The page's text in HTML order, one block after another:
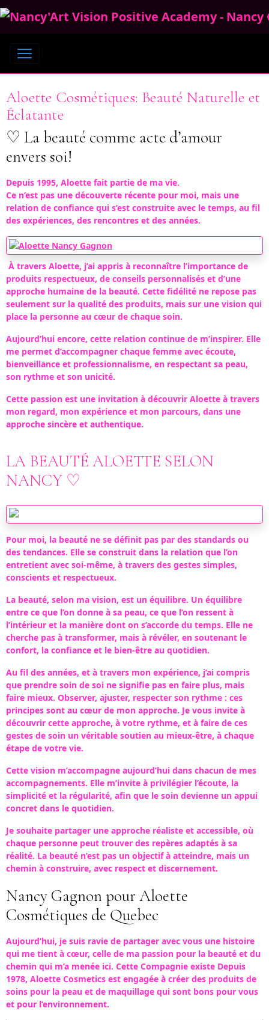
Aloette Cosmétiques: Beauté Naturelle et
Éclatante
♡ La beauté comme acte d’amour
envers soi!
Depuis 1995, Aloette fait partie de ma vie.
Ce n’est pas une découverte récente pour moi, mais une
relation de confiance qui s’est construite avec le temps, au fil
des expériences, des rencontres et des années.
À travers Aloette, j’ai appris à reconnaître l’importance de
produits respectueux, de conseils personnalisés et d’une
approche humaine de la beauté. Cette fidélité ne repose pas
seulement sur la qualité des produits, mais sur une vision qui
place la personne au cœur de chaque soin.
Aujourd’hui encore, cette relation continue de m’inspirer. Elle
me permet d’accompagner chaque femme avec écoute,
bienveillance et professionnalisme, en respectant sa peau,
son rythme et son unicité.
Cette passion est une invitation à découvrir Aloette à travers
mon regard, mon expérience et mon parcours, dans une
approche sincère et authentique.
LA BEAUTÉ ALOETTE SELON
NANCY ♡
Pour moi, la beauté ne se définit pas par des standards ou
des tendances. Elle se construit dans la relation que l’on
entretient avec soi-même, à travers des gestes simples,
conscients et respectueux.
La beauté, selon ma vision, est un équilibre. Un équilibre
entre ce que l’on donne à sa peau, ce que l’on ressent à
l’intérieur et la manière dont on s’accorde du temps. Elle ne
cherche pas à transformer, mais à révéler, en soutenant le
confort, la confiance et le bien-être au quotidien.
Au fil des années, et à travers mon expérience, j’ai compris
que prendre soin de soi ne signifie pas en faire plus, mais
faire mieux. Observer, ajuster, respecter son rythme : ces
principes sont au cœur de mon approche. Je vous invite à
découvrir cette approche, à votre rythme, et à faire de ces
gestes de soin un véritable soutien au mieux-être, à chaque
étape de votre vie.
Cette vision m’accompagne aujourd’hui dans chacun de mes
accompagnements. Elle m’invite à privilégier l’écoute, la
simplicité et la régularité, afin que le soin devienne un appui
concret dans le quotidien.
Je souhaite partager une approche réaliste et accessible, où
chaque personne peut trouver des repères adaptés à sa
réalité. La beauté n’est pas un objectif à atteindre, mais un
chemin à construire, avec respect et discernement.
Nancy Gagnon pour Aloette
Cosmétiques de Quebec
Aujourd’hui, je suis ravie de partager avec vous une histoire
qui me tient à cœur, celle de ma passion pour la beauté et du
chemin qui m’a menée ici. Cette Compagnie existe Depuis
1978, Aloette Cosmetics est engagée à créer des produits de
soins pour la peau et de maquillage qui sont bons pour vous
et pour l’environnement.